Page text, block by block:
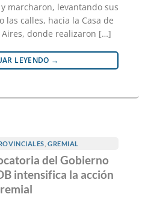
marcharon, levantando sus
calles, hacia la Casa de
Aires, donde realizaron […]
LEYENDO →
,GREMIAL
del Gobierno
intensifica la acción